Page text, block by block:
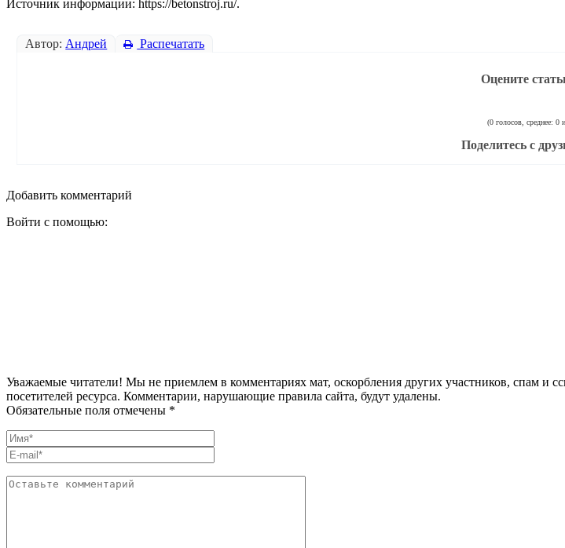
Источник информации: https://betonstroj.ru/.
Автор: Андрей Распечатать
Оцените
(0 голосов, среднее: 0
Поделитесь с
Добавить комментарий
Войти с помощью:
Уважаемые читатели! Мы не приемлем в комментариях мат, оскорбления других участников, спам и
посетителей ресурса. Комментарии, нарушающие правила сайта, будут удалены.
Обязательные поля отмечены *